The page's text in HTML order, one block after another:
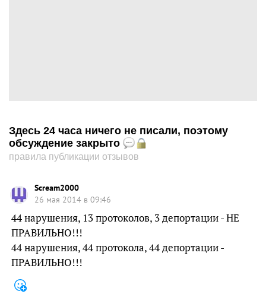
Здесь 24 часа ничего не писали, поэтому
обсуждение закрыто
правила публикации отзывов
Scream2000
26 мая 2014 в 09:46
44 нарушения, 13 протоколов, 3 депортации - НЕ
ПРАВИЛЬНО!!!
44 нарушения, 44 протокола, 44 депортации -
ПРАВИЛЬНО!!!